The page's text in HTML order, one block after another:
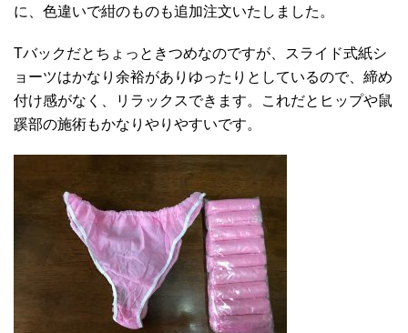
に、色違いで紺のものも追加注文いたしました。
Tバックだとちょっときつめなのですが、スライド式紙シ
ョーツはかなり余裕がありゆったりとしているので、締め
付け感がなく、リラックスできます。これだとヒップや鼠
蹊部の施術もかなりやりやすいです。